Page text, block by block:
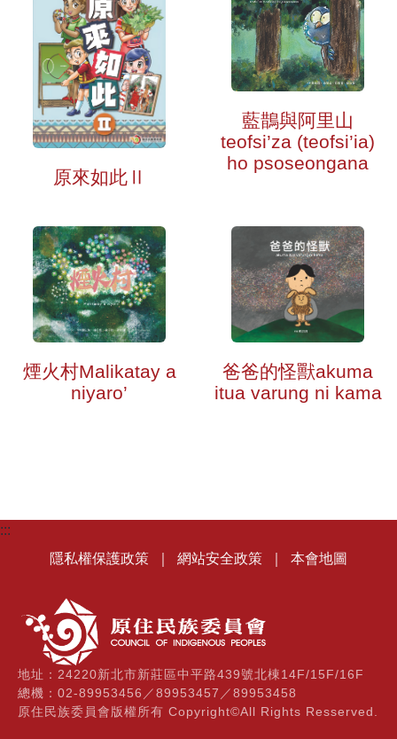
原來如此Ⅱ
藍鵲與阿里山
teofsi’za (teofsi’ia)
ho psoseongana
煙火村Malikatay a
niyaro’
爸爸的怪獸akuma
itua varung ni kama
:::
隱私權保護政策
網站安全政策 本會地圖
地址：24220新北市新莊區中平路439號北棟14F/15F/16F
總機：02-89953456／89953457／89953458
原住民族委員會版權所有 Copyright©All Rights Resserved.